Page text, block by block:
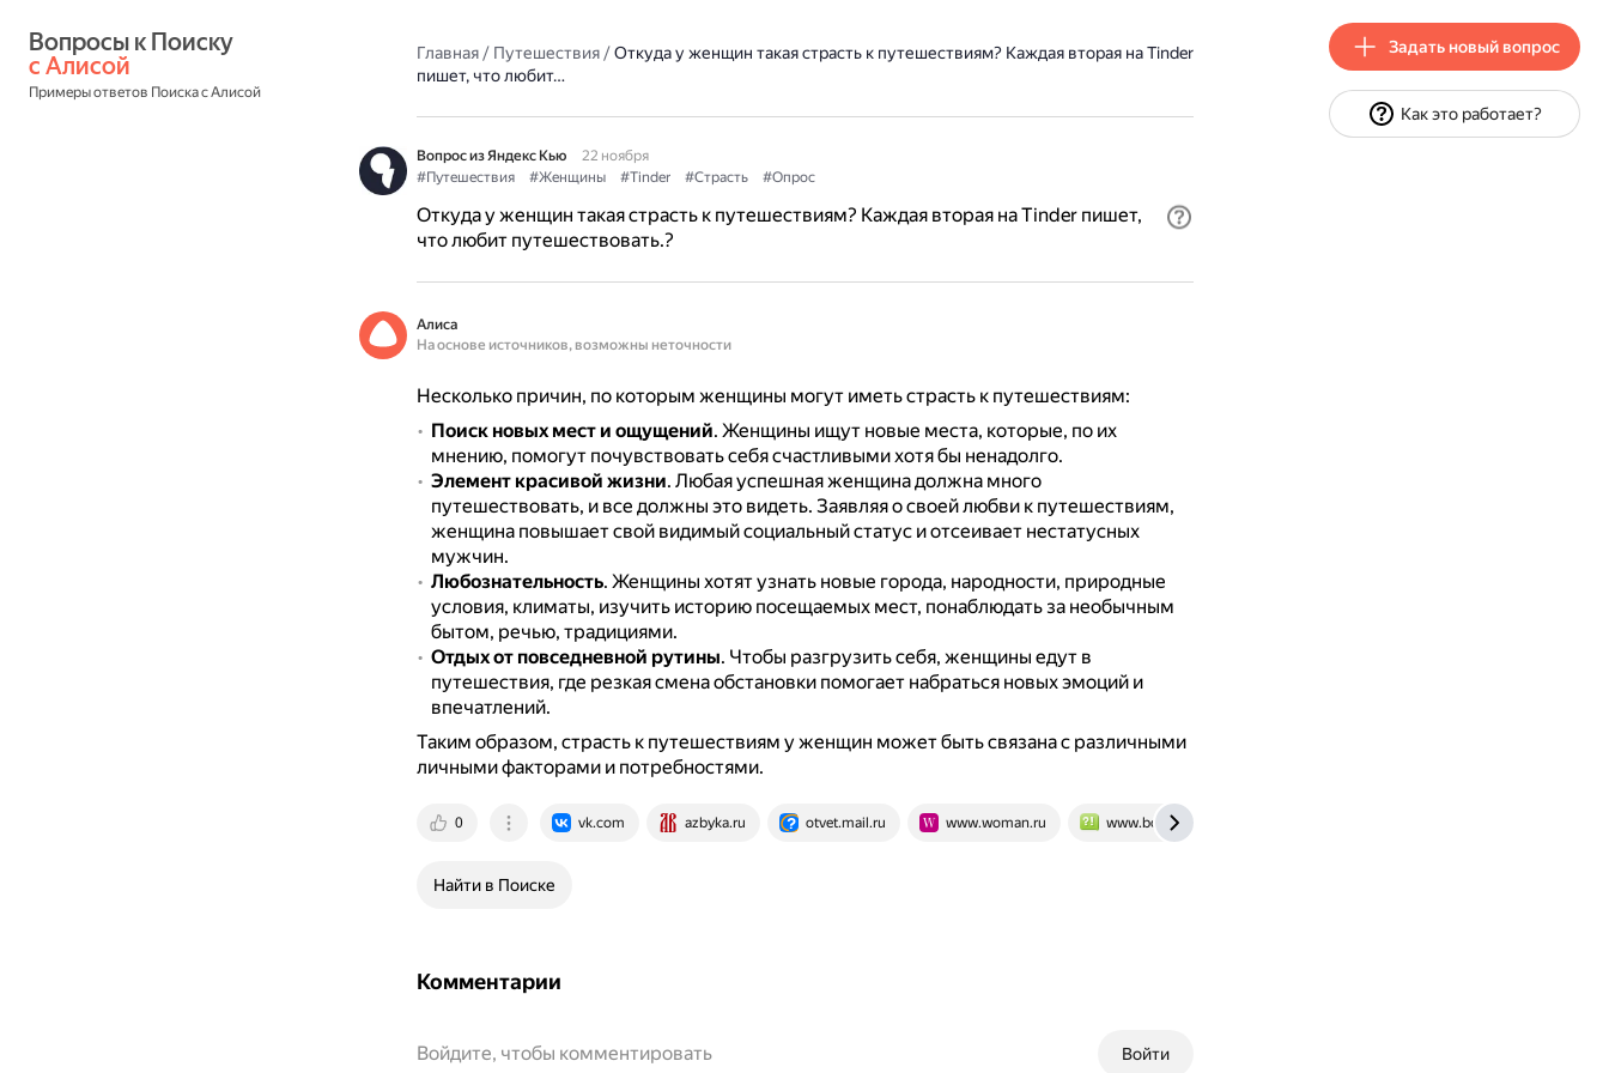
с Алисой
Примеры ответов Поиска с Алисой
Главная/ Путешествия/Откуда у женщин такая страсть к путешествиям? Каждая вторая на Tinder
пишет, что любит…
Вопрос из Яндекс Кью
22 ноября
#Путешествия
#Женщины #Tinder #Страсть #Опрос
Откуда у женщин такая страсть к путешествиям? Каждая вторая на Tinder пишет,
что любит путешествовать.?
Алиса
На основе источников, возможны неточности
Несколько причин, по которым женщины могут иметь страсть к путешествиям:
Поиск новых мест и ощущений. Женщины ищут новые места, которые, по их
мнению, помогут почувствовать себя счастливыми хотя бы ненадолго.
Элемент красивой жизни. Любая успешная женщина должна много
путешествовать, и все должны это видеть. Заявляя о своей любви к путешествиям,
женщина повышает свой видимый социальный статус и отсеивает нестатусных
мужчин.
Любознательность. Женщины хотят узнать новые города, народности, природные
условия, климаты, изучить историю посещаемых мест, понаблюдать за необычным
бытом, речью, традициями.
Отдых от повседневной рутины. Чтобы разгрузить себя, женщины едут в
путешествия, где резкая смена обстановки помогает набраться новых эмоций и
впечатлений.
Таким образом, страсть к путешествиям у женщин может быть связана с различными
личными факторами и потребностями.
0 vk.com azbyka.ru otvet.mail.ru www.woman.ru www.bolshoyvopros.ru
Найти в Поиске
Комментарии
Войти
Войдите, чтобы комментировать
Задать новый вопрос
Как это работает?